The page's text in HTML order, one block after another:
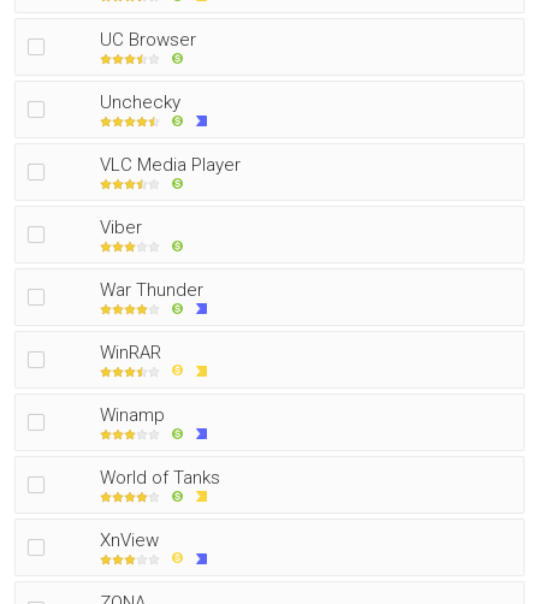
UC Browser
Unchecky
VLC Media Player
Viber
War Thunder
WinRAR
Winamp
World of Tanks
XnView